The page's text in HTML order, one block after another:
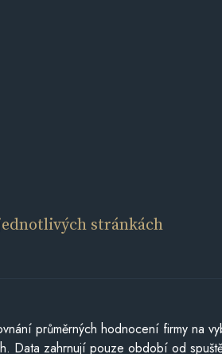
stránkách
průměrných hodnocení firmy na
Data zahrnují pouze období od